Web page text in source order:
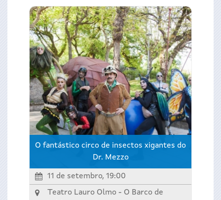
O fantástico circo de insectos xigantes do
Dr. Mezzo
11 de setembro, 19:00
Teatro Lauro Olmo - O Barco de